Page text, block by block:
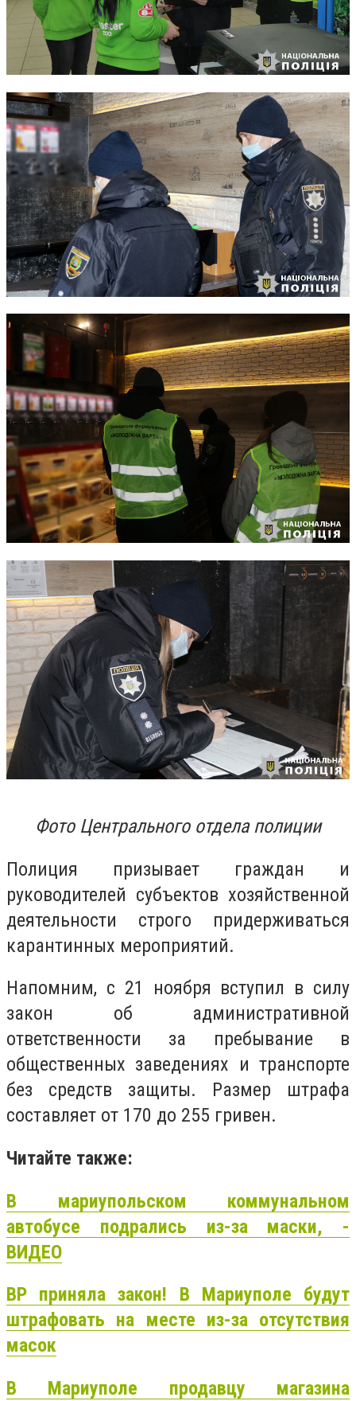
Фото Центрального отдела полиции
Полиция призывает граждан и
руководителей субъектов хозяйственной
деятельности строго придерживаться
карантинных мероприятий.
Напомним, с 21 ноября вступил в силу
закон об административной
ответственности за пребывание в
общественных заведениях и транспорте
без средств защиты. Размер штрафа
составляет от 170 до 255 гривен.
Читайте также:
В мариупольском коммунальном
автобусе подрались из-за маски, -
ВИДЕО
ВР приняла закон! В Мариуполе будут
штрафовать на месте из-за отсутствия
масок
В Мариуполе продавцу магазина